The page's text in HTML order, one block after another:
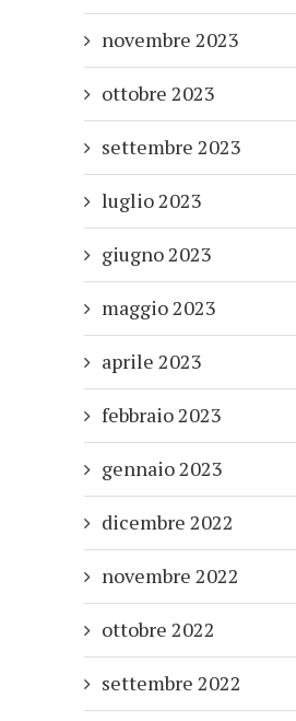
novembre 2023
ottobre 2023
settembre 2023
luglio 2023
giugno 2023
maggio 2023
aprile 2023
febbraio 2023
gennaio 2023
dicembre 2022
novembre 2022
ottobre 2022
settembre 2022